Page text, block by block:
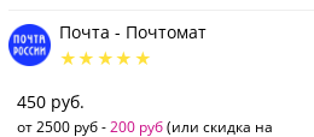
Почта - Почтомат
450 руб.
от 2500 руб - 200 руб(или скидка на